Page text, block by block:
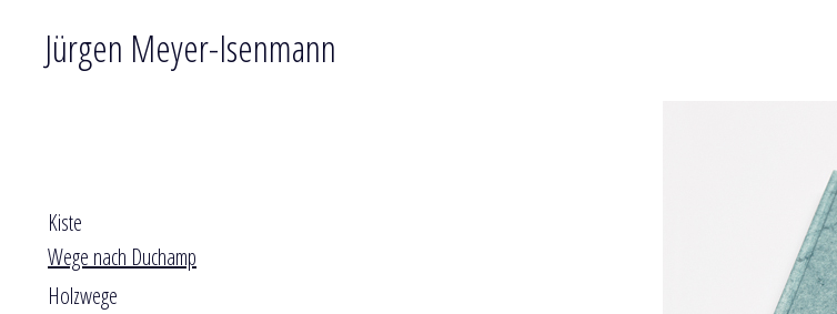
Jürgen Meyer-Isenmann
Kiste
Wege nach Duchamp
Holzwege